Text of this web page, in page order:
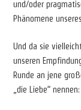
und/oder
Phänomene
Und da sie
unseren
Runde an jene
„die Liebe“ nennen: